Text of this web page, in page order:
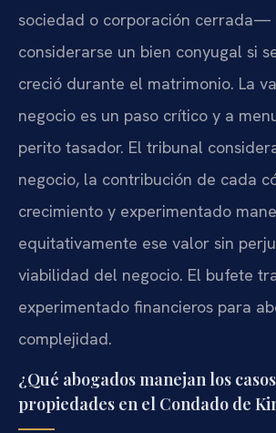
sociedad o corporación cerrada—
considerarse un bien conyugal si
creció durante el matrimonio. La
negocio es un paso crítico y a
perito tasador. El tribunal
negocio, la contribución de cada
crecimiento y experimentado
equitativamente ese valor sin
viabilidad del negocio. El bufete
experimentado financieros para
complejidad.
¿Qué abogados manejan los
propiedades en el Condado de